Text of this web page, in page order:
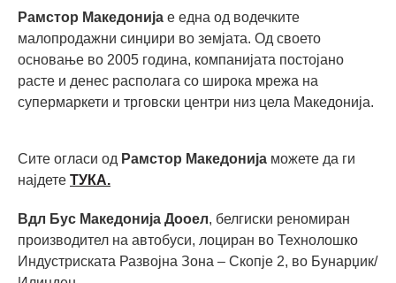
Рамстор Македонија е една од водечките
малопродажни синџири во земјата. Од своето
основање во 2005 година, компанијата постојано
расте и денес располага со широка мрежа на
супермаркети и трговски центри низ цела Македонија.
Сите огласи од Рамстор Македонија можете да ги
најдете ТУКА.
Вдл Бус Македонија Дооел, белгиски реномиран
производител на автобуси, лоциран во Технолошко
Индустриската Развојна Зона – Скопје 2, во Бунарџик/